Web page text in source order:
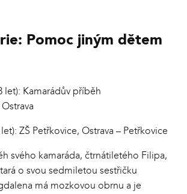
Pomoc jiným dětem
let): Kamarádův příběh
let): ZŠ Petřkovice, Ostrava – Petřkovice
svého kamaráda, čtrnátiletého Filipa,
o svou sedmiletou sestřičku
má mozkovou obrnu a je